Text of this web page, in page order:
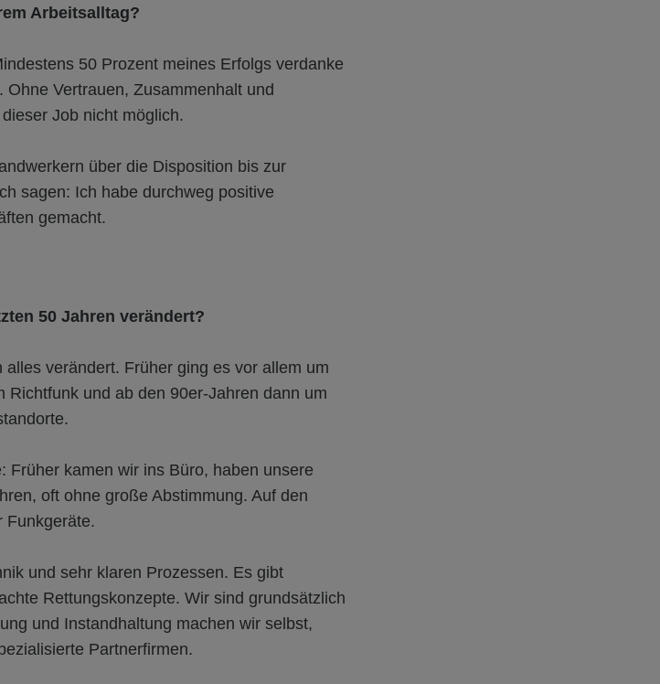
Arbeitsalltag?
50 Prozent meines Erfolgs verdanke
Vertrauen, Zusammenhalt und
Job nicht möglich.
über die Disposition bis zur
sagen: Ich habe durchweg positive
gemacht.
50 Jahren verändert?
verändert. Früher ging es vor allem um
Richtfunk und ab den 90er-Jahren dann um
Früher kamen wir ins Büro, haben unsere
oft ohne große Abstimmung. Auf den
Funkgeräte.
und sehr klaren Prozessen. Es gibt
Rettungskonzepte. Wir sind grundsätzlich
und Instandhaltung machen wir selbst,
Partnerfirmen.